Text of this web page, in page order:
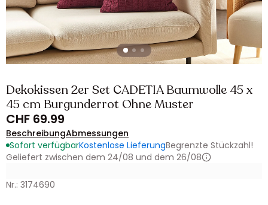
Dekokissen 2er Set CADETIA Baumwolle 45 x
45 cm Burgunderrot Ohne Muster
CHF 69.99
BeschreibungAbmessungen
Sofort verfügbarKostenlose LieferungBegrenzte Stückzahl!
Geliefert zwischen dem 24/08 und dem 26/08
Nr.: 3174690